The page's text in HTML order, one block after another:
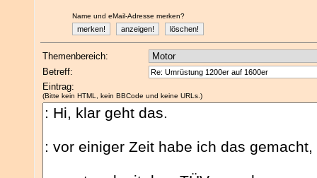
Name und eMail-Adresse merken?
Themenbereich:
Betreff:
Eintrag:
(Bitte kein HTML, kein BBCode und keine URLs.)